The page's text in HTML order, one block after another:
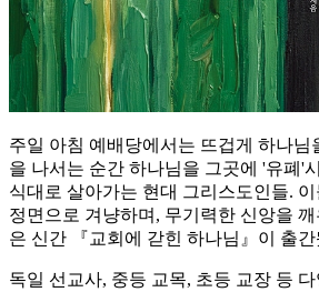
주일 아침 예배당에서는 뜨겁게 하나님
을 나서는 순간 하나님을 그곳에 '유폐'
식대로 살아가는 현대 그리스도인들.
정면으로 겨냥하며, 무기력한 신앙을
은 신간 『교회에 갇힌 하나님』이 출간
독일 선교사, 중등 교목, 초등 교장 등